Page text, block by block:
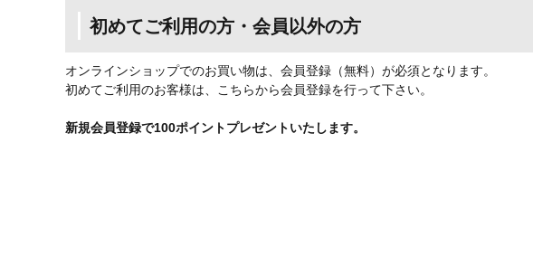
初めてご利用の方・会員以外の方
オンラインショップでのお買い物は、会員登録（無料）が必須となります。
初めてご利用のお客様は、こちらから会員登録を行って下さい。
新規会員登録で100ポイントプレゼントいたします。